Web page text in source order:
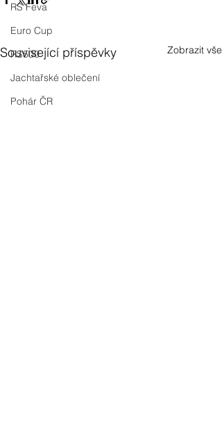
RS Feva
Euro Cup
RS500
Jachtařské oblečení
Pohár ČR
Související příspěvky Zobrazit vše